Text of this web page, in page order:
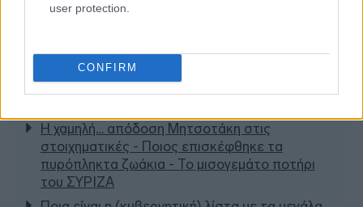
user protection.
CONFIRM
Η χαμηλή… απόδοση Μητσοτάκη στις
στοιχηματικές - Ποιος επισκέφθηκε τα
πυρόπληκτα ζωάκια - Το μισογεμάτο ποτήρι
του ΣΥΡΙΖΑ